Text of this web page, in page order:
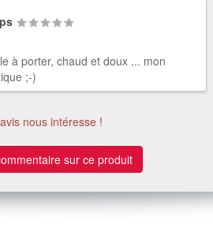
à porter, chaud et doux ... mon
;-)
nous intéresse !
sur ce produit